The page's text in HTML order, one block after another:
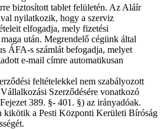
biztosított tablet felületén. Az Aláír
nyilatkozik, hogy a szerviz
elfogadja, mely fizetési
után. Megrendelő cégünk által
ÁFA-s számlát befogadja, melyet
e-mail címre automatikusan
feltételekkel nem szabályozott
Szerződésére vonatkozó
389. §- 401. §) az irányadóak.
kikötik a Pesti Központi Kerületi Bíróság